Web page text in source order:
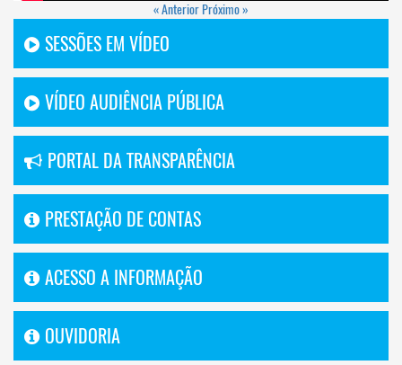
« Anterior Próximo »
SESSÕES EM VÍDEO
VÍDEO AUDIÊNCIA PÚBLICA
PORTAL DA TRANSPARÊNCIA
PRESTAÇÃO DE CONTAS
ACESSO A INFORMAÇÃO
OUVIDORIA